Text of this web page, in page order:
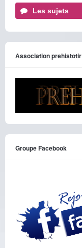
Les sujets
Association prehistotir
Groupe Facebook